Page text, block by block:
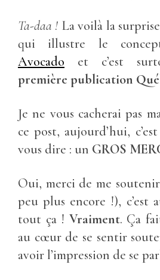
Ta-daa ! La voilà la
qui illustre le
Avocado et c’est
première publication
Je ne vous cacherai pas
ce post, aujourd’hui,
vous dire : un GROS
Oui, merci de me
peu plus encore !), c’est
tout ça ! Vraiment. Ça
au cœur de se sentir
avoir l’impression de se